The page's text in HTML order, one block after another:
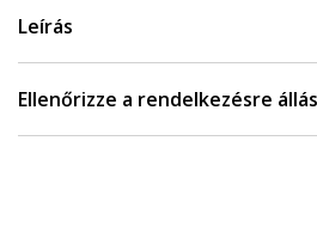
Leírás
Ellenőrizze a rendelkezésre